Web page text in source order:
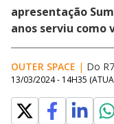
apresentação
anos serviu como
OUTER SPACE | Do R7
13/03/2024 - 14H35